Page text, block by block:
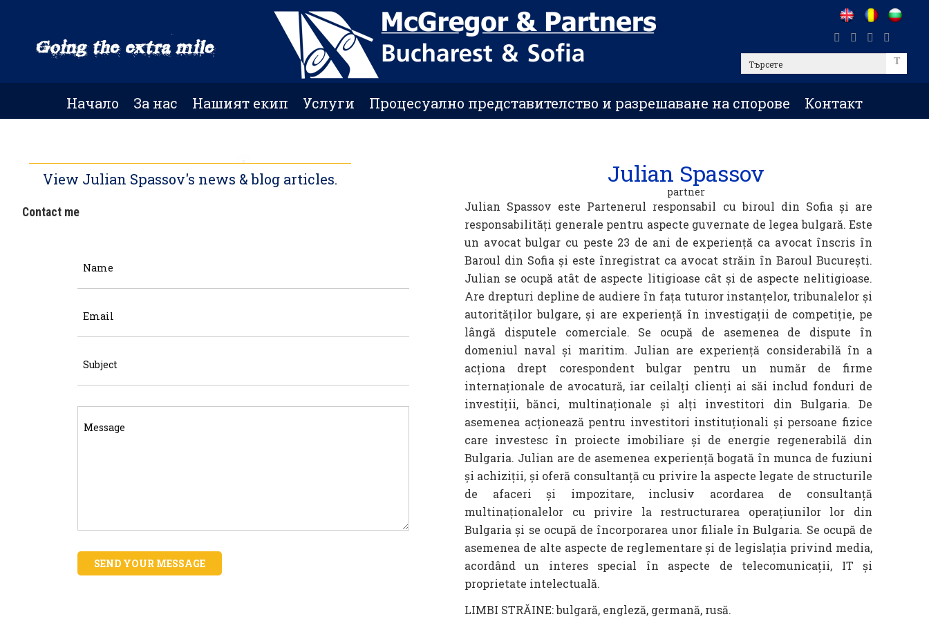
Търсете
Начало За нас Нашият екип Услуги Процесуално представителство и разрешаване на спорове Контакт
View Julian Spassov's news & blog articles.
Contact me
SEND YOUR MESSAGE
Julian Spassov
partner
Julian Spassov este Partenerul responsabil cu biroul din Sofia și are
responsabilități generale pentru aspecte guvernate de legea bulgară. Este
un avocat bulgar cu peste 23 de ani de experiență ca avocat înscris în
Baroul din Sofia și este înregistrat ca avocat străin în Baroul București.
Julian se ocupă atât de aspecte litigioase cât și de aspecte nelitigioase.
Are drepturi depline de audiere în fața tuturor instanțelor, tribunalelor și
autorităților bulgare, și are experiență în investigații de competiție, pe
lângă disputele comerciale. Se ocupă de asemenea de dispute în
domeniul naval și maritim. Julian are experiență considerabilă în a
acționa drept corespondent bulgar pentru un număr de firme
internaționale de avocatură, iar ceilalți clienți ai săi includ fonduri de
investiții, bănci, multinaționale și alți investitori din Bulgaria. De
asemenea acționează pentru investitori instituționali și persoane fizice
care investesc în proiecte imobiliare și de energie regenerabilă din
Bulgaria. Julian are de asemenea experiență bogată în munca de fuziuni
și achiziții, și oferă consultanță cu privire la aspecte legate de structurile
de afaceri și impozitare, inclusiv acordarea de consultanță
multinaționalelor cu privire la restructurarea operațiunilor lor din
Bulgaria și se ocupă de încorporarea unor filiale în Bulgaria. Se ocupă de
asemenea de alte aspecte de reglementare și de legislația privind media,
acordând un interes special în aspecte de telecomunicații, IT și
proprietate intelectuală.
LIMBI STRĂINE: bulgară, engleză, germană, rusă.